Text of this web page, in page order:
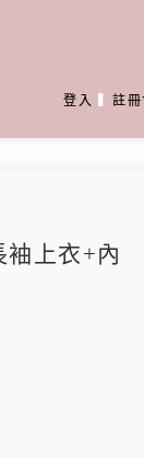
登入 註冊
袖上衣+內